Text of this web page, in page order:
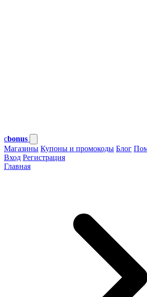
cbonus
Магазины Купоны и промокоды Блог
Вход Регистрация
Главная